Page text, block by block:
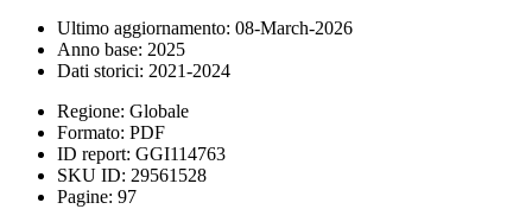
Ultimo aggiornamento: 08-March-2026
Anno base: 2025
Dati storici: 2021-2024
Regione: Globale
Formato: PDF
ID report: GGI114763
SKU ID: 29561528
Pagine: 97